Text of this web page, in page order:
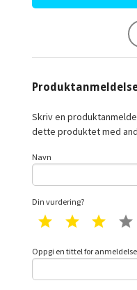
Skriv en
dette produktet med
Navn
Din vurdering?
1 star 2 star 3 star
Oppgi en tittel for